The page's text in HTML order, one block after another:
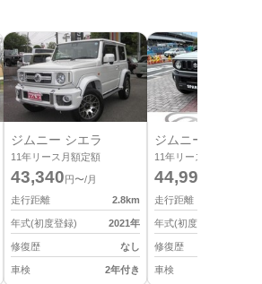
ジムニー シエラ
11年リース月額定額
43,340 円〜/月
走行距離
2.8km
年式(初度登録) 2021年
修復歴 なし
車検 2年付き
ジムニー シエラ
11年リース月額定額
44,990
走行距離
年式(初度登録)
修復歴
車検